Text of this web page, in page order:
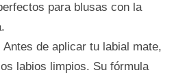
para blusas con la
Antes de aplicar tu labial mate,
labios limpios. Su fórmula